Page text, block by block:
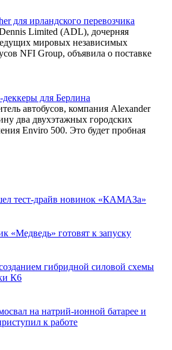
для ирландского перевозчика
Limited (ADL), дочерняя
мировых независимых
NFI Group, объявила о поставке
для Берлина
автобусов, компания Alexander
два двухэтажных городских
Enviro 500. Это будет пробная
тест-драйв новинок «КАМАЗа»
«Медведь» готовят к запуску
гибридной силовой схемы
К6
на натрий-ионной батарее и
к работе